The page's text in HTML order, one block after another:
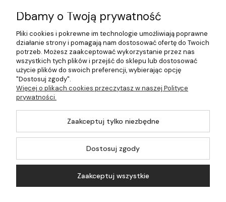
Płatności i dostawa
Pomoc
Moje konto
©2026 Wszelkie Prawa Zastrzeżone | 499.pl - najlepszy sklep z
Dbamy o Twoją prywatność
Pliki cookies i pokrewne im technologie umożliwiają poprawne
działanie strony i pomagają nam dostosować ofertę do Twoich
potrzeb. Możesz zaakceptować wykorzystanie przez nas
wszystkich tych plików i przejść do sklepu lub dostosować
użycie plików do swoich preferencji, wybierając opcję
"Dostosuj zgody".
Więcej o plikach cookies przeczytasz w naszej Polityce
prywatności.
Zaakceptuj tylko niezbędne
Dostosuj zgody
Zaakceptuj wszystkie